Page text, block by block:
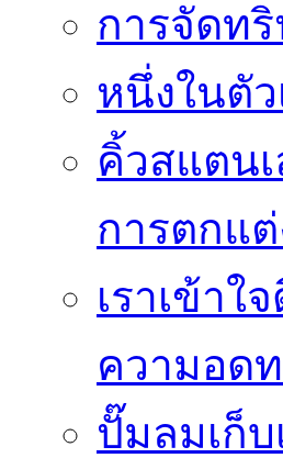
การจัดท
หนึ่งในตัว
คิ้วสแตน
การตกแ
เราเข้าใ
ความอด
ปั๊มลมเก็